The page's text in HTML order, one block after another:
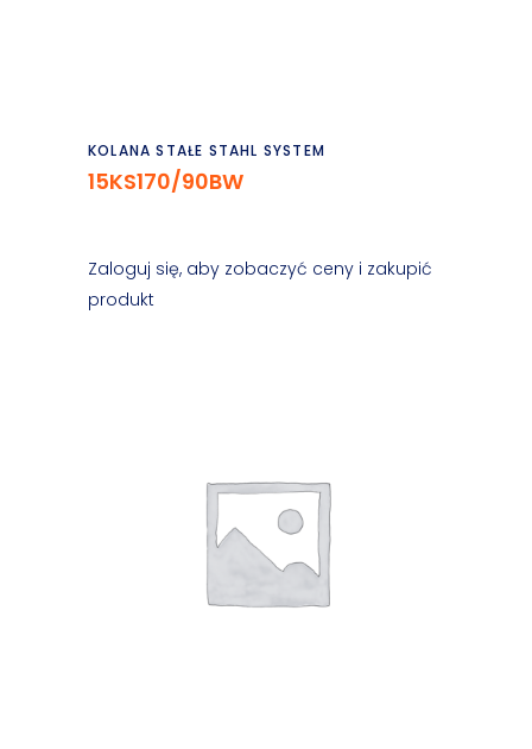
Czytaj dalej
KOLANA STAŁE STAHL SYSTEM
15KS170/90BW
Zaloguj się, aby zobaczyć ceny i zakupić
produkt